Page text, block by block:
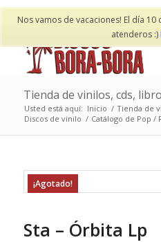
Nos vamos de vacaciones! El día
atenderos :)
Mi cuenta
Tienda de vinilos, cds,
Usted está aquí: Inicio / Tienda de
Discos de vinilo / Catálogo de Pop /
¡Agotado!
Sta – Órbita Lp